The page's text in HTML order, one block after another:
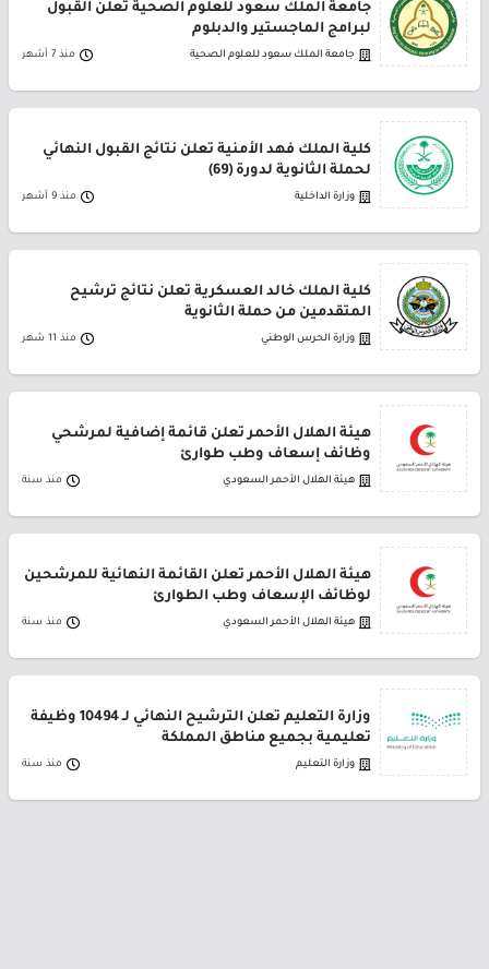
جامعة الملك سعود للعلوم الصحية تعلن القبول
لبرامج الماجستير والدبلوم
جامعة الملك سعود للعلوم الصحية منذ 7 أشهر
كلية الملك فهد الأمنية تعلن نتائج القبول النهائي
لحملة الثانوية لدورة (69)
وزارة الداخلية منذ 9 أشهر
كلية الملك خالد العسكرية تعلن نتائج ترشيح
المتقدمين من حملة الثانوية
وزارة الحرس الوطني منذ 11 شهر
هيئة الهلال الأحمر تعلن قائمة إضافية لمرشحي
وظائف إسعاف وطب طوارئ
هيئة الهلال الأحمر السعودي منذ سنة
هيئة الهلال الأحمر تعلن القائمة النهائية للمرشحين
لوظائف الإسعاف وطب الطوارئ
هيئة الهلال الأحمر السعودي منذ سنة
وزارة التعليم تعلن الترشيح النهائي لـ 10494 وظيفة
تعليمية بجميع مناطق المملكة
وزارة التعليم منذ سنة